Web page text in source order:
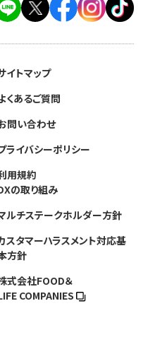
イトマップ
くあるご質問
問い合わせ
ライバシーポリシー
用規約
の取り組み
ルチステークホルダー方針
スタマーハラスメント対応基
方針
式会社FOOD＆
COMPANIES